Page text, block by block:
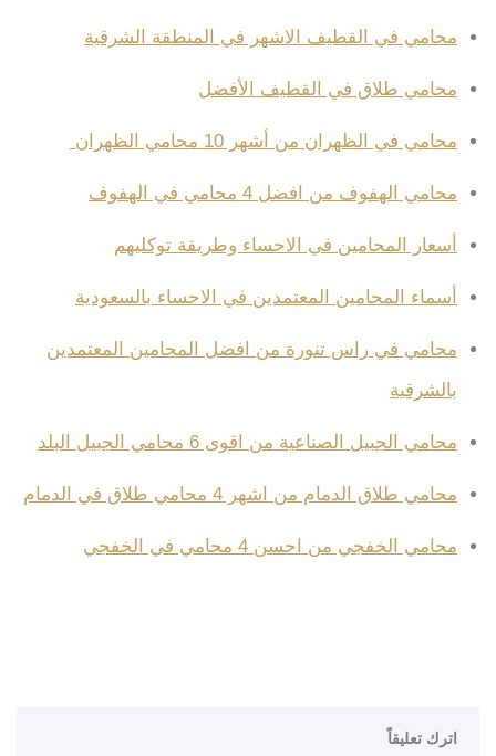
محامي في القطيف الاشهر في المنطقة الشرقية
محامي طلاق في القطيف الأفضل
محامي في الظهران من أشهر 10 محامي الظهران
محامي الهفوف من افضل 4 محامي في الهفوف
أسعار المحامين في الاحساء وطريقة توكليهم
أسماء المحامين المعتمدين في الاحساء بالسعودية
محامي في راس تنورة من افضل المحامين المعتمدين
بالشرقية
محامي الجبيل الصناعية من اقوى 6 محامي الجبيل البلد
محامي طلاق الدمام من اشهر 4 محامي طلاق في الدمام
محامي الخفجي من احسن 4 محامي في الخفجي
اترك تعليقاً